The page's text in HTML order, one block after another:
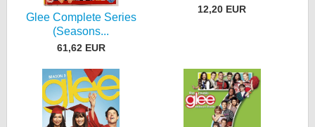
Glee Complete Series
(Seasons...
61,62 EUR
12,20 EUR